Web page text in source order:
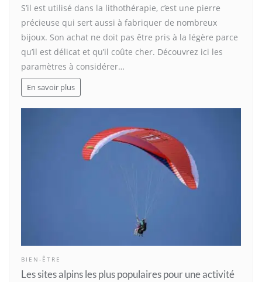
S’il est utilisé dans la lithothérapie, c’est une pierre
précieuse qui sert aussi à fabriquer de nombreux
bijoux. Son achat ne doit pas être pris à la légère parce
qu’il est délicat et qu’il coûte cher. Découvrez ici les
paramètres à considérer…
En savoir plus
BIEN-ÊTRE
Les sites alpins les plus populaires pour une activité